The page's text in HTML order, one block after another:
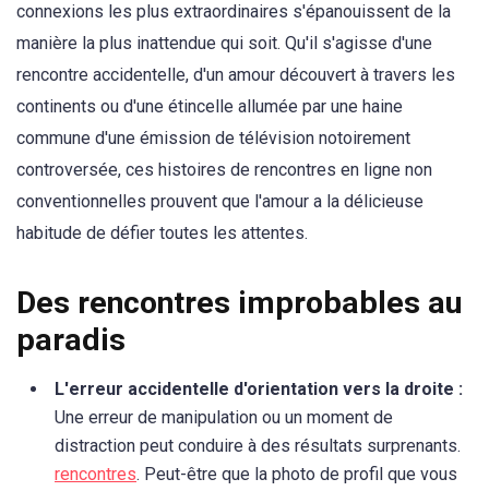
connexions les plus extraordinaires s'épanouissent de la
manière la plus inattendue qui soit. Qu'il s'agisse d'une
rencontre accidentelle, d'un amour découvert à travers les
continents ou d'une étincelle allumée par une haine
commune d'une émission de télévision notoirement
controversée, ces histoires de rencontres en ligne non
conventionnelles prouvent que l'amour a la délicieuse
habitude de défier toutes les attentes.
Des rencontres improbables au
paradis
L'erreur accidentelle d'orientation vers la droite :
Une erreur de manipulation ou un moment de
distraction peut conduire à des résultats surprenants.
rencontres. Peut-être que la photo de profil que vous